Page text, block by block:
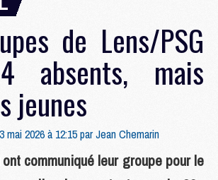
de Lens/PSG
absents, mais
jeunes
mai 2026 à 12:15 parJean Chemarin
communiqué leur groupe pour le